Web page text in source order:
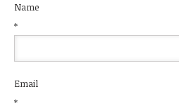
Name
*
Email
*